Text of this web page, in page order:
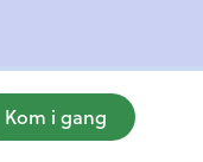
Kom i gang